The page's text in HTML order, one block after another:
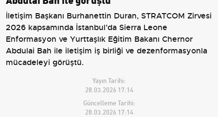
İletişim Başkanı Burhanettin Duran, STRATCOM Zirvesi
2026 kapsamında İstanbul’da Sierra Leone
Enformasyon ve Yurttaşlık Eğitim Bakanı Chernor
Abdulai Bah ile iletişim iş birliği ve dezenformasyonla
mücadeleyi görüştü.
Yayın Tarihi:
28.03.2026 17:14
Güncelleme Tarihi:
28.03.2026 17:14